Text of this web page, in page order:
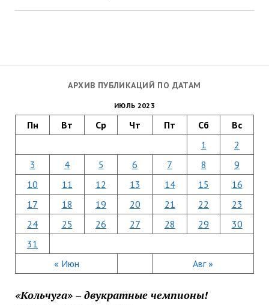
АРХИВ ПУБЛИКАЦИЙ ПО ДАТАМ
ИЮЛЬ 2023
Пн Вт Ср Чт Пт Сб Вс
« Июн Авг »
1
2
3
4 5 6 7 8
9
10
11 12 13 14 15
16
17
18 19 20 21 22
23
24
25 26 27 28 29
30
31
«Кольчуга» – двукратные чемпионы!